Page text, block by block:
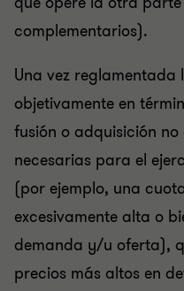
complementarios).
Una vez
objetivamente en
fusión o adquisición
necesarias para el
(por ejemplo, una
excesivamente alta o
demanda y/u oferta),
precios más altos en